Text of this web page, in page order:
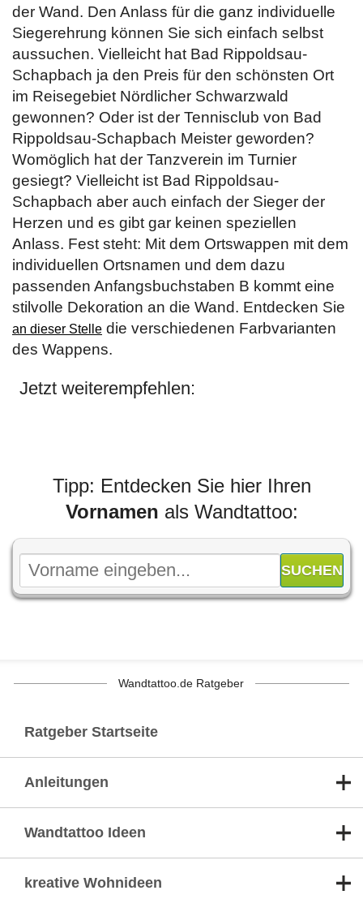
der Wand. Den Anlass für die ganz individuelle
Siegerehrung können Sie sich einfach selbst
aussuchen. Vielleicht hat Bad Rippoldsau-
Schapbach ja den Preis für den schönsten Ort
im Reisegebiet Nördlicher Schwarzwald
gewonnen? Oder ist der Tennisclub von Bad
Rippoldsau-Schapbach Meister geworden?
Womöglich hat der Tanzverein im Turnier
gesiegt? Vielleicht ist Bad Rippoldsau-
Schapbach aber auch einfach der Sieger der
Herzen und es gibt gar keinen speziellen
Anlass. Fest steht: Mit dem Ortswappen mit dem
individuellen Ortsnamen und dem dazu
passenden Anfangsbuchstaben B kommt eine
stilvolle Dekoration an die Wand. Entdecken Sie
an dieser Stelle die verschiedenen Farbvarianten
des Wappens.
Jetzt weiterempfehlen:
Tipp: Entdecken Sie hier Ihren
Vornamen als Wandtattoo:
Wandtattoo.de Ratgeber
Ratgeber Startseite
Anleitungen
Wandtattoo Ideen
kreative Wohnideen